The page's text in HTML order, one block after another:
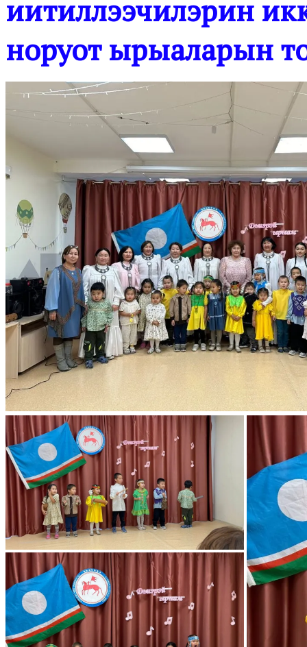
иитиллээчилэрин
норуот ырыаларын